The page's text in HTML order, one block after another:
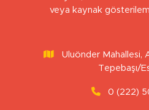
veya kaynak
Uluönder Mahallesi,
Tepebaşı/
0 (222)